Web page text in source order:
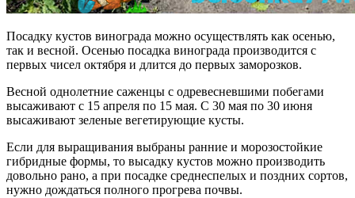
Посадку кустов винограда можно осуществлять как осенью,
так и весной. Осенью посадка винограда производится с
первых чисел октября и длится до первых заморозков.
Весной однолетние саженцы с одревесневшими побегами
высаживают с 15 апреля по 15 мая. С 30 мая по 30 июня
высаживают зеленые вегетирующие кусты.
Если для выращивания выбраны ранние и морозостойкие
гибридные формы, то высадку кустов можно производить
довольно рано, а при посадке среднеспелых и поздних сортов,
нужно дождаться полного прогрева почвы.